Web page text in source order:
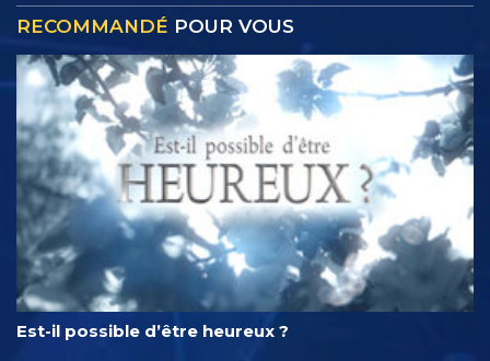
RECOMMANDÉ POUR VOUS
Est-il possible d’être heureux ?